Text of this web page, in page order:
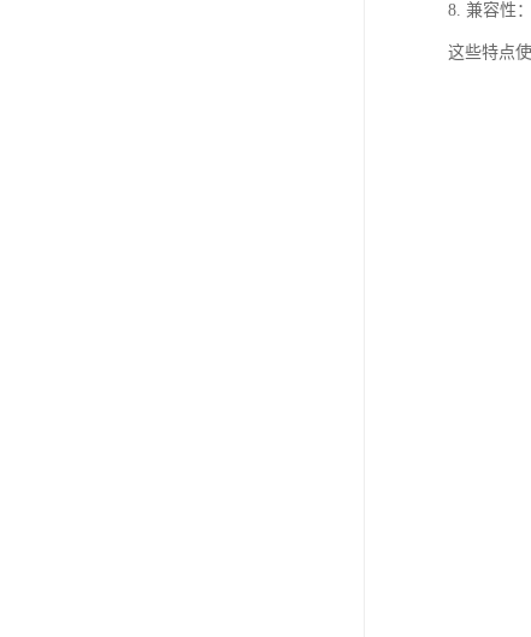
8. 兼容性
这些特点